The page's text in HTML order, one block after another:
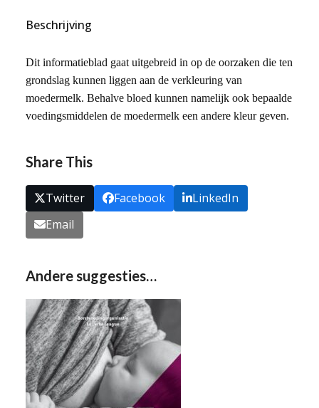
Beschrijving
Dit informatieblad gaat uitgebreid in op de oorzaken die ten
grondslag kunnen liggen aan de verkleuring van
moedermelk. Behalve bloed kunnen namelijk ook bepaalde
voedingsmiddelen de moedermelk een andere kleur geven.
Share This
Twitter Facebook
LinkedIn
Email
Andere suggesties…